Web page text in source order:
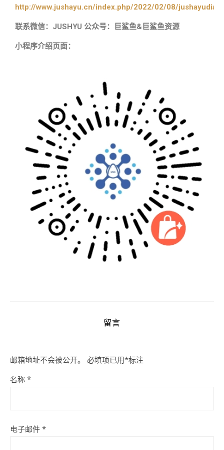
http://www.jushayu.cn/index.php/2022/02/08/
联系微信：JUSHYU 公众号：巨鲨鱼&巨鲨鱼资源
小程序介绍页面：
留言
邮箱地址不会被公开。 必填项已用*标注
名称 *
电子邮件 *